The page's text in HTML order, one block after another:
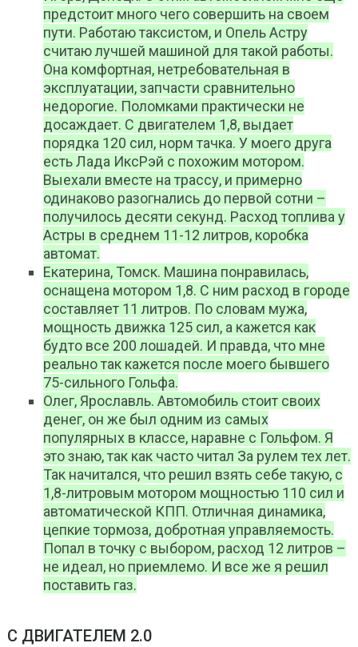
предстоит много чего совершить на своем
пути. Работаю таксистом, и Опель Астру
считаю лучшей машиной для такой работы.
Она комфортная, нетребовательная в
эксплуатации, запчасти сравнительно
недорогие. Поломками практически не
досаждает. С двигателем 1,8, выдает
порядка 120 сил, норм тачка. У моего друга
есть Лада ИксРэй с похожим мотором.
Выехали вместе на трассу, и примерно
одинаково разогнались до первой сотни –
получилось десяти секунд. Расход топлива у
Астры в среднем 11-12 литров, коробка
автомат.
Екатерина, Томск. Машина понравилась,
оснащена мотором 1,8. С ним расход в городе
составляет 11 литров. По словам мужа,
мощность движка 125 сил, а кажется как
будто все 200 лошадей. И правда, что мне
реально так кажется после моего бывшего
75-сильного Гольфа.
Олег, Ярославль. Автомобиль стоит своих
денег, он же был одним из самых
популярных в классе, наравне с Гольфом. Я
это знаю, так как часто читал За рулем тех лет.
Так начитался, что решил взять себе такую, с
1,8-литровым мотором мощностью 110 сил и
автоматической КПП. Отличная динамика,
цепкие тормоза, добротная управляемость.
Попал в точку с выбором, расход 12 литров –
не идеал, но приемлемо. И все же я решил
поставить газ.
С ДВИГАТЕЛЕМ 2.0